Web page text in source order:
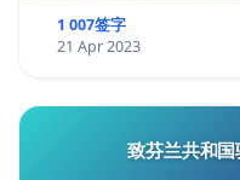
1 007签字
21 Apr 2023
致芬兰共和